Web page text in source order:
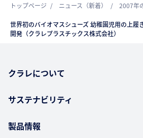
トップページ ニュース（新着） 2007年
世界初のバイオマスシューズ 幼稚園児用の上履
開発（クラレプラスチックス株式会社）
クラレについて
サステナビリティ
製品情報